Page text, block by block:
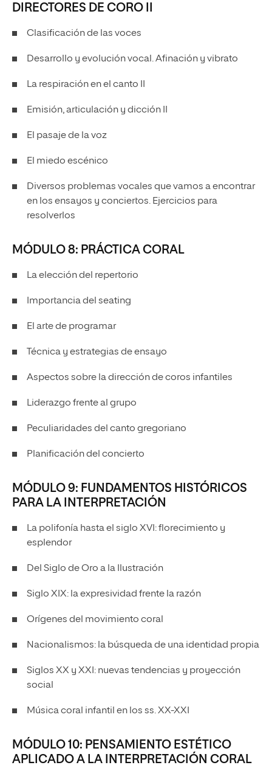
DIRECTORES DE CORO II
Clasificación de las voces
Desarrollo y evolución vocal. Afinación y vibrato
La respiración en el canto II
Emisión, articulación y dicción II
El pasaje de la voz
El miedo escénico
Diversos problemas vocales que vamos a encontrar
en los ensayos y conciertos. Ejercicios para
resolverlos
MÓDULO 8: PRÁCTICA CORAL
La elección del repertorio
Importancia del seating
El arte de programar
Técnica y estrategias de ensayo
Aspectos sobre la dirección de coros infantiles
Liderazgo frente al grupo
Peculiaridades del canto gregoriano
Planificación del concierto
MÓDULO 9: FUNDAMENTOS HISTÓRICOS
PARA LA INTERPRETACIÓN
La polifonía hasta el siglo XVI: florecimiento y
esplendor
Del Siglo de Oro a la Ilustración
Siglo XIX: la expresividad frente la razón
Orígenes del movimiento coral
Nacionalismos: la búsqueda de una identidad propia
Siglos XX y XXI: nuevas tendencias y proyección
social
Música coral infantil en los ss. XX-XXI
MÓDULO 10: PENSAMIENTO ESTÉTICO
APLICADO A LA INTERPRETACIÓN CORAL